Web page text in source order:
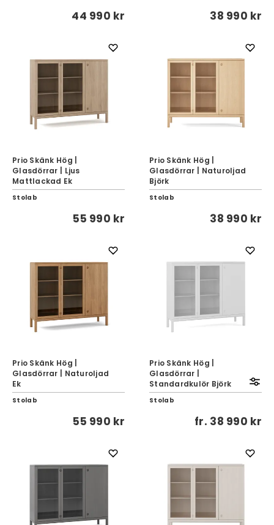
44 990 kr 38 990 kr
Prio Skänk Hög |
Glasdörrar | Ljus
Mattlackad Ek
Stolab
55 990 kr
Prio Skänk Hög |
Glasdörrar | Naturoljad
Björk
Stolab
38 990 kr
Prio Skänk Hög |
Glasdörrar | Naturoljad
Ek
Stolab
55 990 kr
Prio Skänk Hög |
Glasdörrar |
Standardkulör Björk
Stolab
fr. 38 990 kr